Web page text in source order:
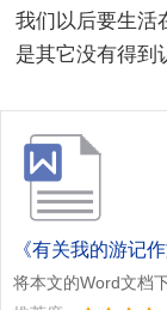
我们以后要生活
是其它没有得到
《有关我的游记
将本文的Word文档